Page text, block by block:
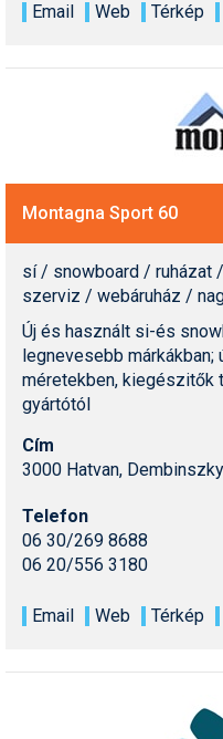
Email Web Térkép
Montagna Sport 60
sí / snowboard /
szerviz / webáruház /
Új és használt si-és
legnevesebb márkákban;
méretekben, kiegészitők
gyártótól
Cím
3000 Hatvan,
Telefon
06 30/269 8688
06 20/556 3180
Email Web Térkép